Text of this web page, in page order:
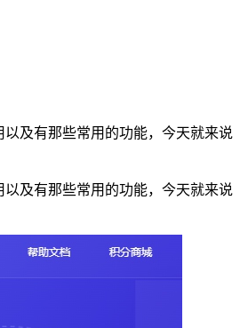
及有那些常用的功能，今天就来说
及有那些常用的功能，今天就来说